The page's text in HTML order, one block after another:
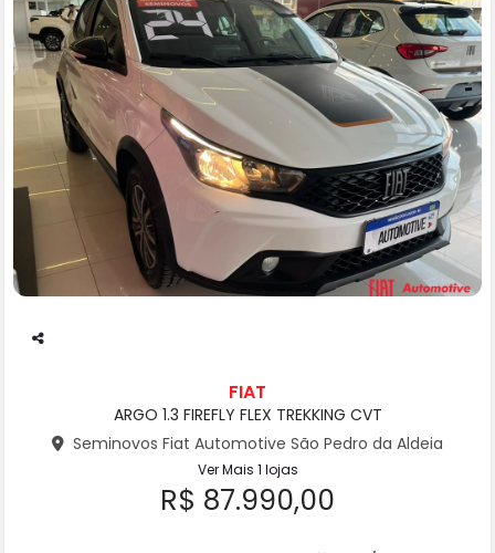
FIAT
ARGO 1.3 FIREFLY FLEX TREKKING CVT
Seminovos Fiat Automotive São Pedro da Aldeia
Ver Mais 1 lojas
R$ 87.990,00